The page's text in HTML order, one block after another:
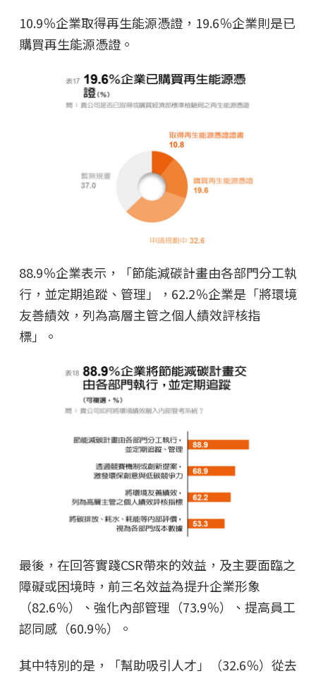
10.9％企業取得再生能源憑證，19.6％企業則是已
購買再生能源憑證。
88.9％企業表示，「節能減碳計畫由各部門分工執
行，並定期追蹤、管理」，62.2％企業是「將環境
友善績效，列為高層主管之個人績效評核指
標」。
最後，在回答實踐CSR帶來的效益，及主要面臨之
障礙或困境時，前三名效益為提升企業形象
（82.6％）、強化內部管理（73.9％）、提高員工
認同感（60.9％）。
其中特別的是，「幫助吸引人才」（32.6％）從去